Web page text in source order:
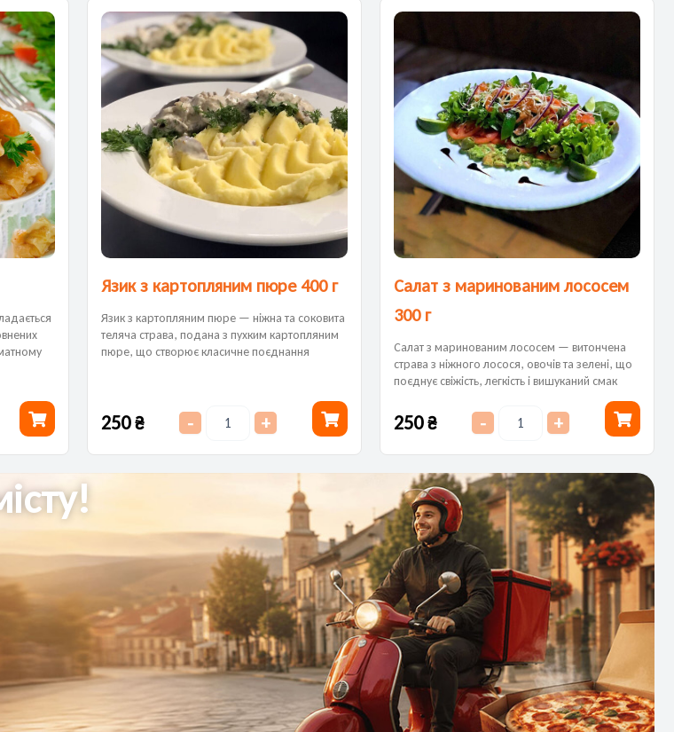
Язик з картопляним пюре 400 г
Язик з картопляним пюре — ніжна та соковита
теляча страва, подана з пухким картопляним
пюре, що створює класичне поєднання
250₴ - +
Салат з маринованим лососем
300 г
Салат з маринованим лососем — витончена
страва з ніжного лосося, овочів та зелені, що
поєднує свіжість, легкість і вишуканий смак
250₴ - +